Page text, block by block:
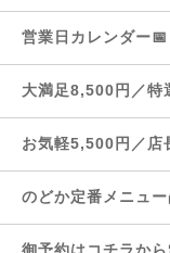
営業日カレンダー📅
大満足8,500円／特
お気軽5,500円／店
のどか定番メニュー
御予約はコチラから